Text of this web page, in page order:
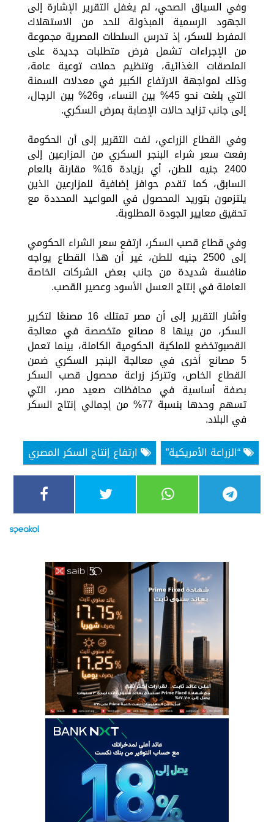
وفي السياق الصحي، لم يغفل التقرير الإشارة إلى
الجهود الرسمية المبذولة للحد من الاستهلاك
المفرط للسكر، إذ تدرس السلطات المصرية مجموعة
من الإجراءات تشمل فرض متطلبات جديدة على
الملصقات الغذائية، وتنظيم حملات توعية عامة،
وذلك لمواجهة الارتفاع الكبير في معدلات السمنة
التي بلغت نحو 45% بين النساء، و26% بين الرجال،
إلى جانب تزايد حالات الإصابة بمرض السكري.
وفي القطاع الزراعي، لفت التقرير إلى أن الحكومة
رفعت سعر شراء البنجر السكري من المزارعين إلى
2400 جنيه للطن، أي بزيادة 16% مقارنة بالعام
السابق، كما تقدم حوافز إضافية للمزارعين الذين
يلتزمون بتوريد المحصول في المواعيد المحددة مع
تحقيق معايير الجودة المطلوبة.
وفي قطاع قصب السكر، ارتفع سعر الشراء الحكومي
إلى 2500 جنيه للطن، غير أن هذا القطاع يواجه
منافسة شديدة من جانب بعض الشركات الخاصة
العاملة في إنتاج العسل الأسود وعصير القصب.
وأشار التقرير إلى أن مصر تمتلك 16 مصنعًا لتكرير
السكر، من بينها 8 مصانع متخصصة في معالجة
القصبوتخضع للملكية الحكومية الكاملة، بينما تعمل
5 مصانع أخرى في معالجة البنجر السكري ضمن
القطاع الخاص، وتتركز زراعة محصول قصب السكر
بصفة أساسية في محافظات صعيد مصر، التي
تسهم وحدها بنسبة 77% من إجمالي إنتاج السكر
في البلاد.
“الزراعة الأمريكية”
ارتفاع إنتاج السكر المصري